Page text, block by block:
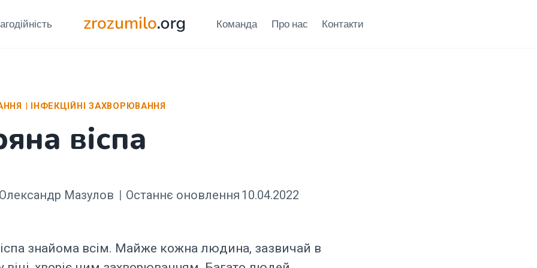
Команда Про нас Контакти
| ІНФЕКЦІЙНІ ЗАХВОРЮВАННЯ
віспа
Олександр Мазулов Останнє оновлення 10.04.2022
знайома всім. Майже кожна людина, зазвичай в